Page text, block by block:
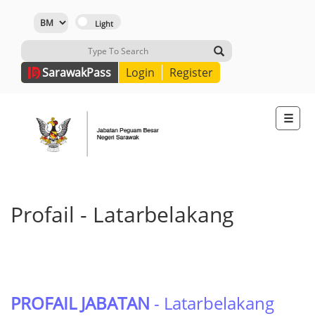
SarawakPass Login Register
☰
Profail - Latarbelakang
PROFAIL JABATAN - Latarbelakang